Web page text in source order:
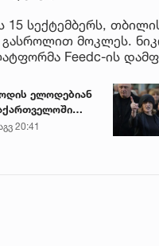
15 სექტემბერს,
მოკლეს.
Feedc-ის
ელოდებიან
გრადუსიან
20:41